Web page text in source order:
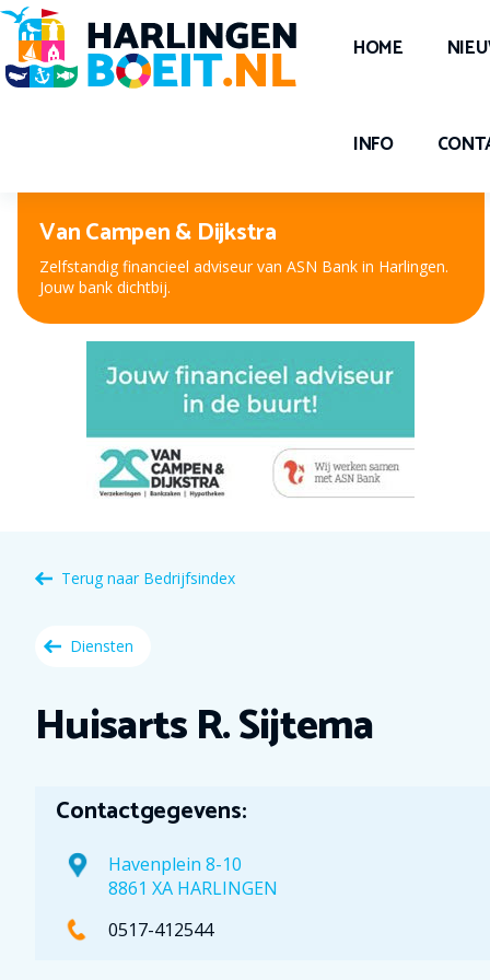
HOME
INFO
Van Campen & Dijkstra
Zelfstandig financieel adviseur van ASN Bank in Harlingen.
Jouw bank dichtbij.
Terug naar Bedrijfsindex
Diensten
Huisarts R. Sijtema
Contactgegevens:
Havenplein 8-10
8861 XA HARLINGEN
0517-412544